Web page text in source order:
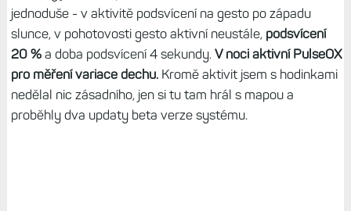
jednoduše - v aktivitě podsvícení na gesto po západu
slunce, v pohotovosti gesto aktivní neustále, podsvícení
20 %a doba podsvícení 4 sekundy. V noci aktivní PulseOX
pro měření variace dechu.Kromě aktivit jsem s hodinkami
nedělal nic zásadního, jen si tu tam hrál s mapou a
proběhly dva updaty beta verze systému.